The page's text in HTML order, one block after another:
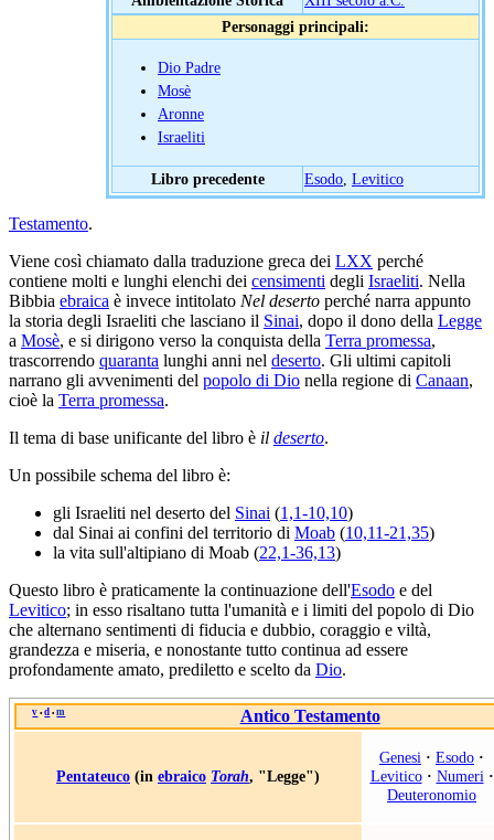
Personaggi principali:
Dio Padre
Mosè
Aronne
Israeliti
Libro precedente Esodo Levitico
Testamento.
Viene così chiamato dalla traduzione greca dei LXX perché
contiene molti e lunghi elenchi dei censimenti degli Israeliti. Nella
Bibbia ebraica è invece intitolato Nel deserto perché narra appunto
la storia degli Israeliti che lasciano il Sinai, dopo il dono della Legge
a Mosè, e si dirigono verso la conquista della Terra promessa,
trascorrendo quaranta lunghi anni nel deserto. Gli ultimi capitoli
narrano gli avvenimenti del popolo di Dio nella regione di Canaan,
cioè la Terra promessa.
Il tema di base unificante del libro è il deserto.
Un possibile schema del libro è:
gli Israeliti nel deserto del Sinai (1,1-10,10)
dal Sinai ai confini del territorio di Moab (10,11-21,35)
la vita sull'altipiano di Moab (22,1-36,13)
Questo libro è praticamente la continuazione dell'Esodo e del
Levitico; in esso risaltano tutta l'umanità e i limiti del popolo di Dio
che alternano sentimenti di fiducia e dubbio, coraggio e viltà,
grandezza e miseria, e nonostante tutto continua ad essere
profondamente amato, prediletto e scelto da Dio.
v • d • m Antico Testamento
Pentateuco (in ebraico Torah, "Legge")
Genesi · Esodo ·
Levitico· Numeri·
Deuteronomio